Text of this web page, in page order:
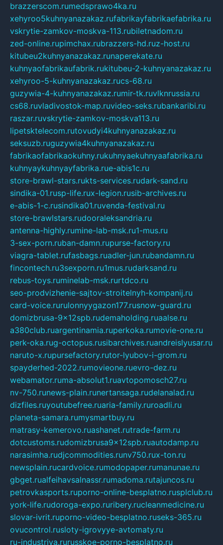
brazzerscom.rumedsprawo4ka.ru
xehyroo5kuhnyanazakaz.rufabrikayfabrikaefabrika.ru
vskrytie-zamkov-moskva-113.rubiletnadom.ru
zed-online.rupimchax.rubrazzers-hd.ruz-host.ru
kitubeu2kuhnyanazakaz.runaperekate.ru
kuhnyaofabrikaufabrik.rukitubeu-2-kuhnyanazakaz.ru
xehyroo-5-kuhnyanazakaz.rucs-68.ru
guzywia-4-kuhnyanazakaz.rumir-tk.ruvlknrussia.ru
cs68.ruvladivostok-map.ruvideo-seks.rubankaribi.ru
raszar.ruvskrytie-zamkov-moskva113.ru
lipetsktelecom.rutovudyi4kuhnyanazakaz.ru
seksuzb.ruguzywia4kuhnyanazakaz.ru
fabrikaofabrikaokuhny.rukuhnyaekuhnyaafabrika.ru
kuhnyaykuhnyayfabrika.rue-abis1c.ru
store-brawl-stars.rukts-services.rudark-sand.ru
sindika-01.rusp-life.rux-legion.rusib-archives.ru
e-abis-1-c.rusindika01.ruvenda-festival.ru
store-brawlstars.rudooraleksandria.ru
antenna-highly.rumine-lab-msk.ru1-mus.ru
3-sex-porn.ruban-damn.rupurse-factory.ru
viagra-tablet.rufasbags.ruadler-jun.rubandamn.ru
fincontech.ru3sexporn.ru1mus.rudarksand.ru
rebus-toys.ruminelab-msk.rurtdco.ru
seo-prodvizhenie-sajtov-stroitelnyh-kompanij.ru
card-voice.rurulonnyygazon177.rusnow-guard.ru
domizbrusa-9x12spb.rudemaholding.ruaalse.ru
a380club.ruargentinamia.ruperkoka.rumovie-one.ru
perk-oka.rug-octopus.rusibarchives.ruandreislyusar.ru
naruto-x.rupursefactory.rutor-lyubov-i-grom.ru
spayderhed-2022.rumovieone.ruevro-dez.ru
webamator.ruma-absolut1.ruavtopomosch27.ru
nv-750.runews-plain.runertansaga.rudelanalad.ru
dizfiles.ruyoutubefree.ruaria-family.ruroadli.ru
planeta-samara.rumysmartbuy.ru
matrasy-kemerovo.ruashanet.rutrade-farm.ru
dotcustoms.rudomizbrusa9x12spb.ruautodamp.ru
narasimha.rudjcommodities.runv750.rux-ton.ru
newsplain.rucardvoice.rumodopaper.rumanunae.ru
gbget.rualfeihavsalnassr.rumadoma.rutajuncos.ru
petrovkasports.ruporno-online-besplatno.rusplclub.ru
york-life.rudoroga-expo.ruribery.rucleanmedicine.ru
slovar-ivrit.ruporno-video-besplatno.ruseks-365.ru
ovucontrol.rusloty-igrovyye-avtomaty.ru
ru-industriya.rurusskoe-porno-besplatno.ru